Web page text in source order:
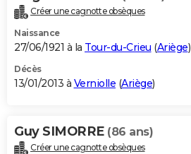
Créer une cagnotte obsèques
Naissance
27/06/1921 à la Tour-du-Crieu (Ariège)
Décès
13/01/2013 à Verniolle (Ariège)
Guy SIMORRE (86 ans)
Créer une cagnotte obsèques